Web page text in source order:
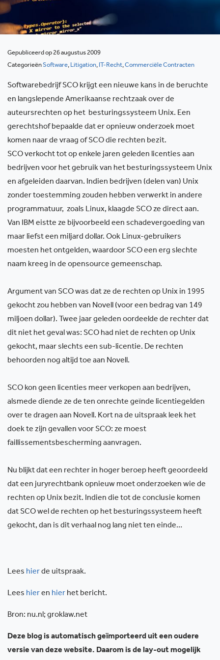
Gepubliceerd op 26 augustus 2009
CategorieënSoftware, Litigation, IT-Recht,Commerciële Contracten
Softwarebedrijf SCO krijgt een nieuwe kans in de beruchte
en langslepende Amerikaanse rechtzaak over de
auteursrechten op het besturingssysteem Unix. Een
gerechtshof bepaalde dat er opnieuw onderzoek moet
komen naar de vraag of SCO die rechten bezit.
SCO verkocht tot op enkele jaren geleden licenties aan
bedrijven voor het gebruik van het besturingssysteem Unix
en afgeleiden daarvan. Indien bedrijven (delen van) Unix
zonder toestemming zouden hebben verwerkt in andere
programmatuur, zoals Linux, klaagde SCO ze direct aan.
Van IBM eistte ze bijvoorbeeld een schadevergoeding van
maar liefst een miljard dollar. Ook Linux-gebruikers
moesten het ontgelden, waardoor SCO een erg slechte
naam kreeg in de opensource gemeenschap.
Argument van SCO was dat ze de rechten op Unix in 1995
gekocht zou hebben van Novell (voor een bedrag van 149
miljoen dollar). Twee jaar geleden oordeelde de rechter dat
dit niet het geval was: SCO had niet de rechten op Unix
gekocht, maar slechts een sub-licentie. De rechten
behoorden nog altijd toe aan Novell.
SCO kon geen licenties meer verkopen aan bedrijven,
alsmede diende ze de ten onrechte geïnde licentiegelden
over te dragen aan Novell. Kort na de uitspraak leek het
doek te zijn gevallen voor SCO: ze moest
faillissementsbescherming aanvragen.
Nu blijkt dat een rechter in hoger beroep heeft geoordeeld
dat een juryrechtbank opnieuw moet onderzoeken wie de
rechten op Unix bezit. Indien die tot de conclusie komen
dat SCO wel de rechten op het besturingssysteem heeft
gekocht, dan is dit verhaal nog lang niet ten einde…
Lees hierde uitspraak.
Lees hieren hier het bericht.
Bron: nu.nl; groklaw.net
Deze blog is automatisch geïmporteerd uit een oudere
versie van deze website. Daarom is de lay-out mogelijk